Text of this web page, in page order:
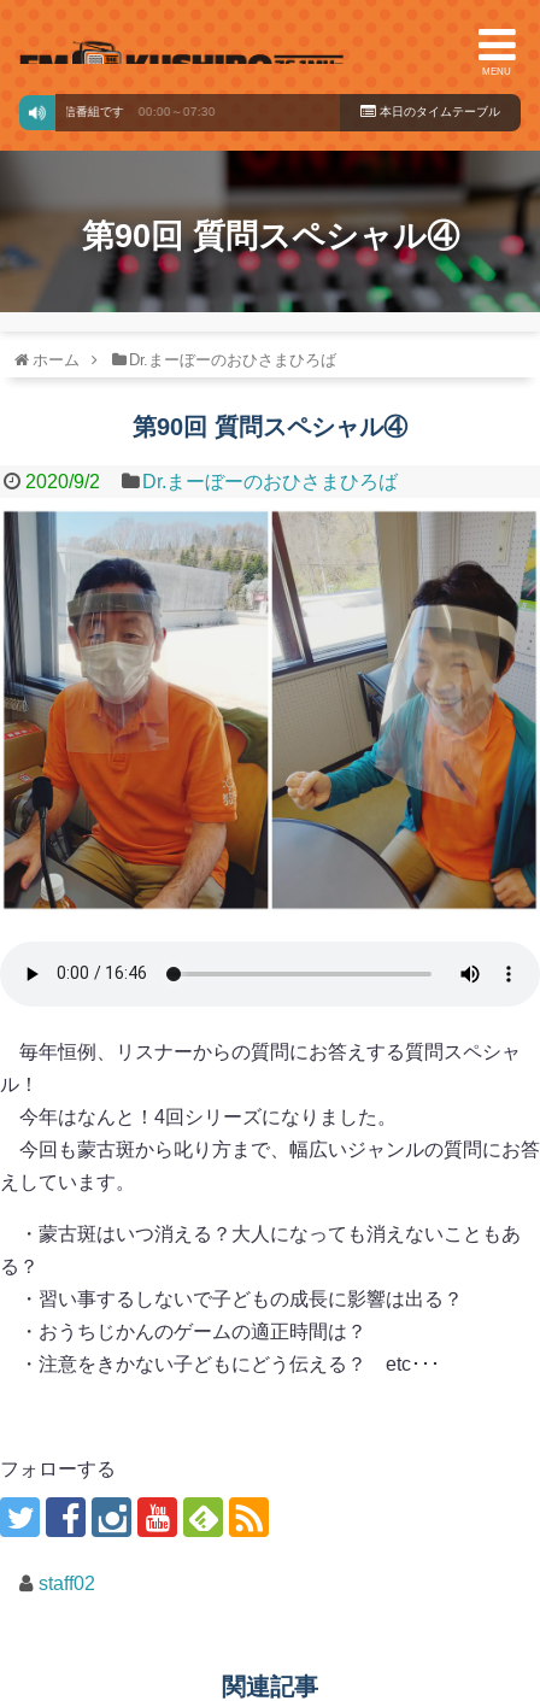
MENU
の配信番組です 00:00～07:30 本日のタイ ムテーブル
第90回 質問スペシャル④
ホーム Dr.まーぼーのおひさまひろば
第90回 質問スペシャル④
2020/9/2 Dr.まーぼーのおひさまひろば
毎年恒例、リスナーからの質問にお答えする質問スペシャ
ル！
今年はなんと！4回シリーズになりました。
今回も蒙古斑から叱り方まで、幅広いジャンルの質問にお答
えしています。
・蒙古斑はいつ消える？大人になっても消えないこともあ
る？
・習い事するしないで子どもの成長に影響は出る？
・おうちじかんのゲームの適正時間は？
・注意をきかない子どもにどう伝える？ etc･･･
フォローする
staff02
関連記事